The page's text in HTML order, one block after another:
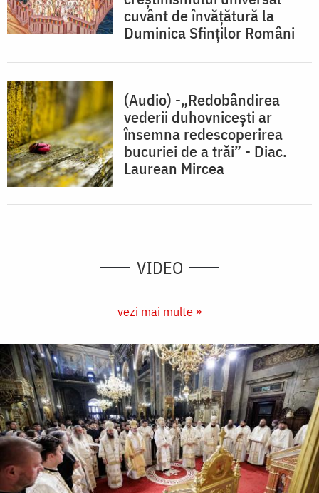
cuvânt de învățătură la
Duminica Sfinților Români
(Audio) -„Redobândirea
vederii duhovniceşti ar
însemna redescoperirea
bucuriei de a trăi” - Diac.
Laurean Mircea
VIDEO
vezi mai multe »